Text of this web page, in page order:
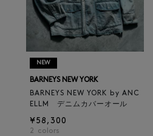
NEW
BARNEYS NEW YORK
BARNEYS NEW YORK by ANC
ELLM デニムカバーオール
¥58,300
2 colors